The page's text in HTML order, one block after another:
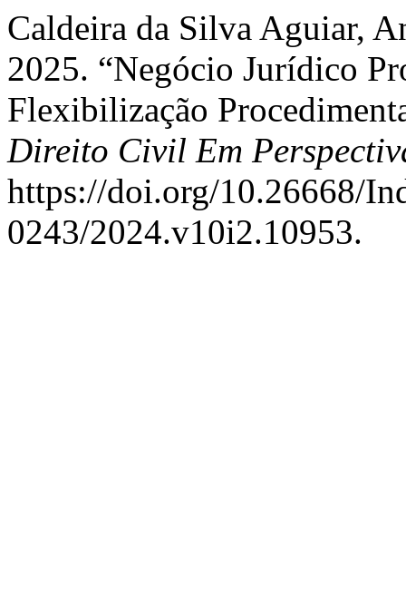
Caldeira da Silva Aguiar,
2025. “Negócio Jurídico
Flexibilização
Direito Civil Em
https://doi.org/10.26668/
0243/2024.v10i2.10953.